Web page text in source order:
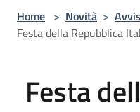
Home > Novità >
Festa della Repubblica
Festa